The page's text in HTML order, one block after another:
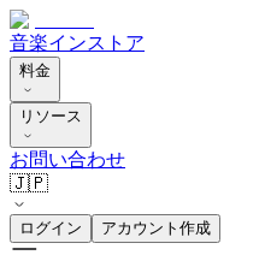
音楽インストア
料金
リソース
お問い合わせ
🇯🇵
ログイン アカウント作成